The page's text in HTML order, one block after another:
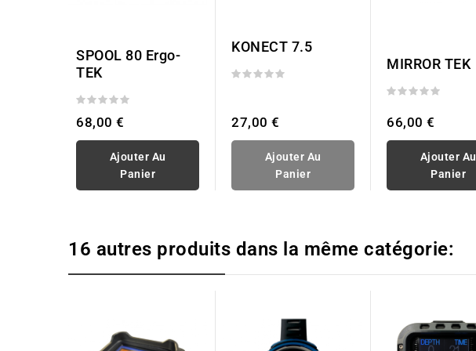
SPOOL 80 Ergo-
TEK
68,00 €
Ajouter Au
Panier
KONECT 7.5
27,00 €
Ajouter Au
Panier
MIRROR TEK
66,00 €
Ajouter Au
Panier
16 autres produits dans la même catégorie: